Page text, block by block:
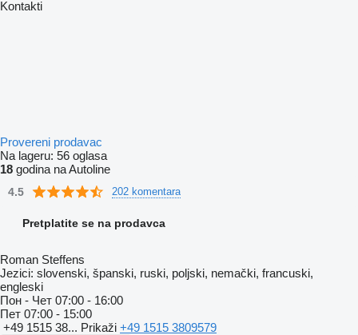
Kontakti
Provereni prodavac
Na lageru: 56 oglasa
18 godina na Autoline
4.5 202 komentara
Pretplatite se na prodavca
Roman Steffens
Jezici: slovenski, španski, ruski, poljski, nemački, francuski,
engleski
Пон - Чет 07:00 - 16:00
Пет 07:00 - 15:00
+49 1515 38... Prikaži +49 1515 3809579